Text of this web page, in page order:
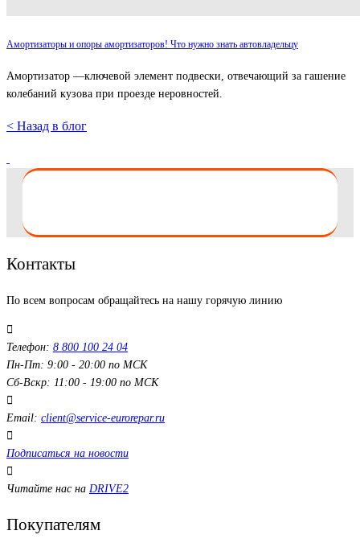
Амортизаторы и опоры амортизаторов! Что нужно знать автовладельцу
Амортизатор —ключевой элемент подвески, отвечающий за гашение
колебаний кузова при проезде неровностей.
< Назад в блог
Контакты
По всем вопросам обращайтесь на нашу горячую линию
Телефон: 8 800 100 24 04
Пн-Пт: 9:00 - 20:00 по МСК
Сб-Вскр: 11:00 - 19:00 по МСК
Email: client@service-eurorepar.ru
Подписаться на новости
Читайте нас на DRIVE2
Покупателям